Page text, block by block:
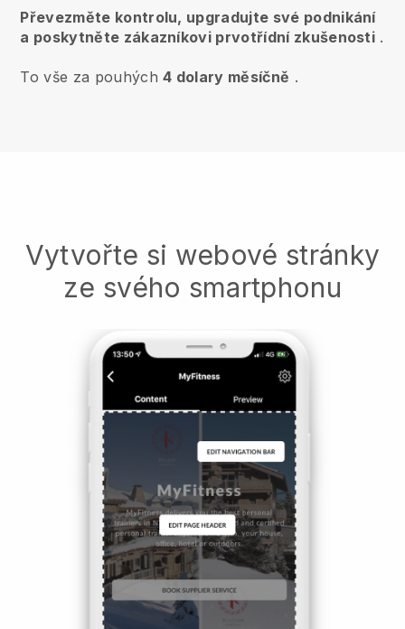
Převezměte kontrolu, upgradujte své podnikání
a poskytněte zákazníkovi prvotřídní zkušenosti .
To vše za pouhých4 dolary měsíčně .
Vytvořte si webové stránky
ze svého smartphonu